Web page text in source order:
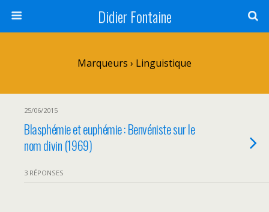
Didier Fontaine
Marqueurs › Linguistique
25/06/2015
Blasphémie et euphémie : Benvéniste sur le
nom divin (1969)
3 RÉPONSES